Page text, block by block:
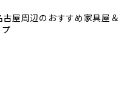
古屋周辺のおすすめ家具屋＆